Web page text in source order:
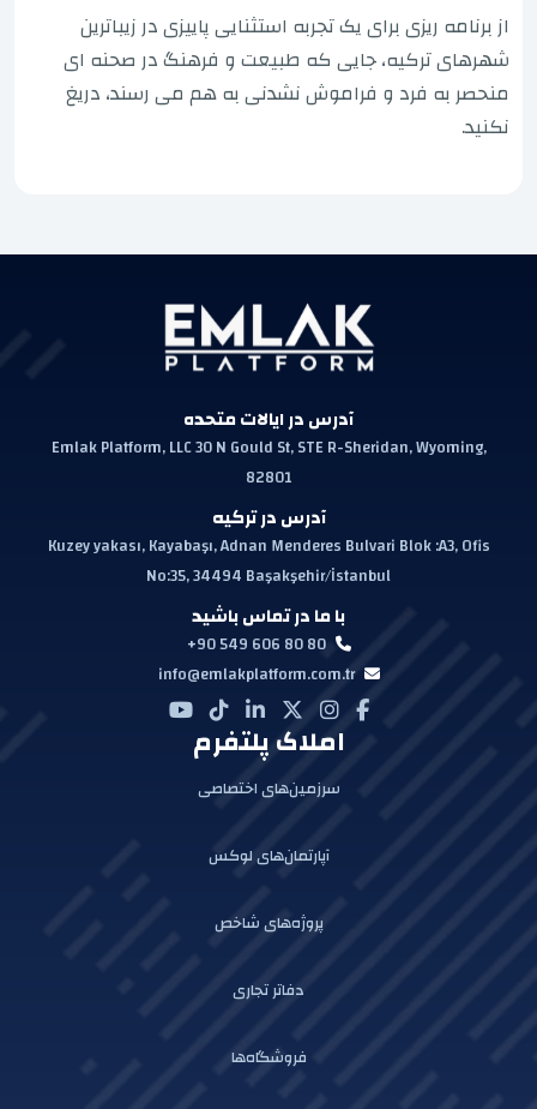
از برنامه ریزی برای یک تجربه استثنایی پاییزی در زیباترین
شهرهای ترکیه، جایی که طبیعت و فرهنگ در صحنه ای
منحصر به فرد و فراموش نشدنی به هم می رسند، دریغ
نکنید.
آدرس در ایالات متحده
Emlak Platform, LLC 30 N Gould St, STE R-Sheridan, Wyoming,
82801
آدرس در ترکیه
Kuzey yakası, Kayabaşı, Adnan Menderes Bulvari Blok :A3, Ofis
No:35, 34494 Başakşehir/İstanbul
با ما در تماس باشید
+90 549 606 80 80
info@emlakplatform.com.tr
املاک پلتفرم
سرزمین‌های اختصاصی
آپارتمان‌های لوکس
پروژه‌های شاخص
دفاتر تجاری
فروشگاه‌ها